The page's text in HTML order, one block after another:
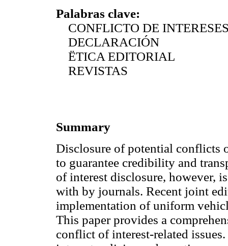
Palabras clave:
CONFLICTO DE
DECLARACIÓN
ËTICA EDITORIAL
REVISTAS
Summary
Disclosure of potential conflicts
to guarantee credibility and
of interest disclosure, however,
with by journals. Recent joint
implementation of uniform
This paper provides a
conflict of interest-related